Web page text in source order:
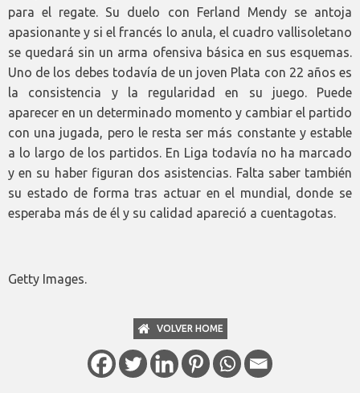
para el regate. Su duelo con Ferland Mendy se antoja
apasionante y si el francés lo anula, el cuadro vallisoletano
se quedará sin un arma ofensiva básica en sus esquemas.
Uno de los debes todavía de un joven Plata con 22 años es
la consistencia y la regularidad en su juego. Puede
aparecer en un determinado momento y cambiar el partido
con una jugada, pero le resta ser más constante y estable
a lo largo de los partidos. En Liga todavía no ha marcado
y en su haber figuran dos asistencias. Falta saber también
su estado de forma tras actuar en el mundial, donde se
esperaba más de él y su calidad apareció a cuentagotas.
Getty Images.
VOLVER HOME